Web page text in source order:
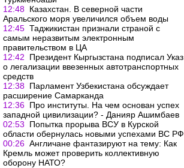
12:48 Казахстан. В северной части
Аральского моря увеличился объем воды
12:45 Таджикистан признали страной с
самым неразвитым электронным
правительством в ЦА
12:42
Президент Кыргызстана подписал Указ
о легализации ввезенных автотранспортных
средств
12:38 Парламент Узбекистана обсуждает
расширение Самарканда
12:36 Про институты. На чем основан успех
западной цивилизации? - Данияр Ашимбаев
02:53
Попытка прорыва ВСУ в Курской
области обернулась новыми успехами ВС РФ
00:26 Англичане фантазируют на тему: Как
Кремль может проверить коллективную
оборону НАТО?